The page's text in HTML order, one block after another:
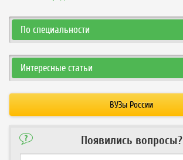
По специальности
Интересные статьи
ВУЗы России
Появились вопросы?